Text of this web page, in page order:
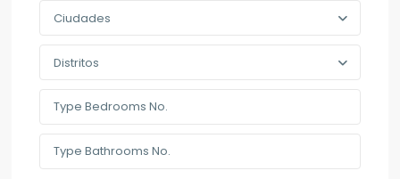
Ciudades
Distritos